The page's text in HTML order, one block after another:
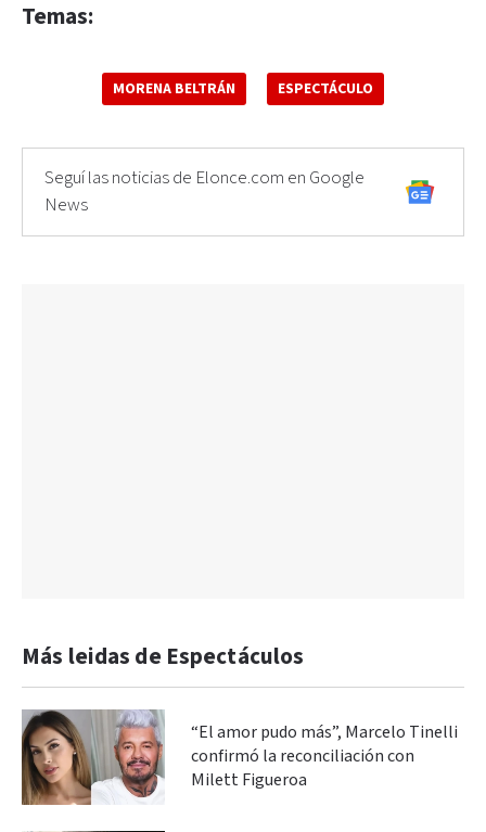
Temas:
MORENA BELTRÁN ESPECTÁCULO
Seguí las noticias de Elonce.com en Google
News
Más leidas de Espectáculos
“El amor pudo más”, Marcelo Tinelli
confirmó la reconciliación con
Milett Figueroa